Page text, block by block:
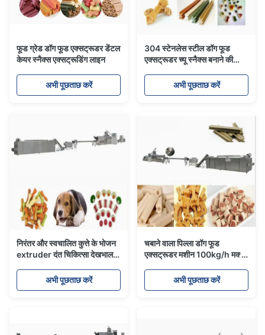
फूड ग्रेड डॉग फूड एक्सट्रूडर डेंटल
केयर स्नैक्स एक्सट्रूडिंग लाइन
अभी पूछताछ करें
304 स्टेनलेस स्टील डॉग फूड
एक्सट्रूडर च्यू स्नैक्स बनाने की
अभी पूछताछ करें
निरंतर और स्वचालित कुत्ते के भोजन
extruder दंत चिकित्सा देखभाल
अभी पूछताछ करें
चबाने वाला पिल्ला डॉग फूड
एक्सट्रूडर मशीन 100kg/h मक्का
अभी पूछताछ करें